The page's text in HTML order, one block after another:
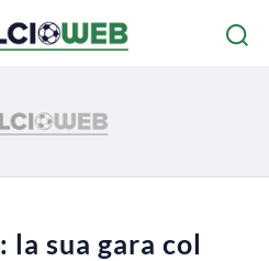
sua gara col